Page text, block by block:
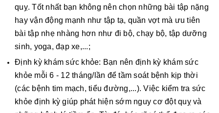
quỵ. Tốt nhất bạn không nên chọn những bài tập nặng
hay vận động mạnh như tập tạ, quần vợt mà ưu tiên
bài tập nhẹ nhàng hơn như đi bộ, chạy bộ, tập dưỡng
sinh, yoga, đạp xe,...;
Định kỳ khám sức khỏe: Bạn nên định kỳ khám sức
khỏe mỗi 6 - 12 tháng/lần để tầm soát bệnh kịp thời
(các bệnh tim mạch, tiểu đường,...). Việc kiểm tra sức
khỏe định kỳ giúp phát hiện sớm nguy cơ đột quỵ và